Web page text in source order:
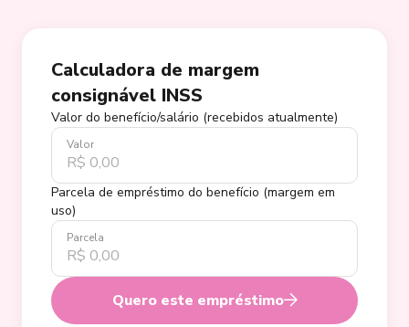
Calculadora de margem
consignável INSS
Valor do benefício/salário (recebidos atualmente)
Valor
Parcela de empréstimo do benefício (margem em
uso)
Parcela
Quero este empréstimo